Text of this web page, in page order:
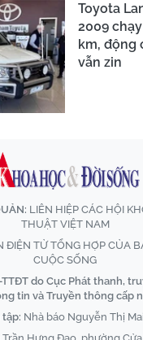
Toyota
2009
km, động
vẫn zin
LIÊN HIỆP CÁC HỘI
THUẬT VIỆT NAM
ĐIỆN TỬ TỔNG HỢP CỦA
CUỘC SỐNG
TTĐT do Cục Phát thanh,
tin và Truyền thông cấp
Nhà báo Nguyễn Thị